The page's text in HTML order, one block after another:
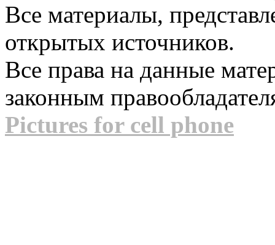
Все материалы,
открытых источников.
Все права на данные
законным
Pictures for cell phone